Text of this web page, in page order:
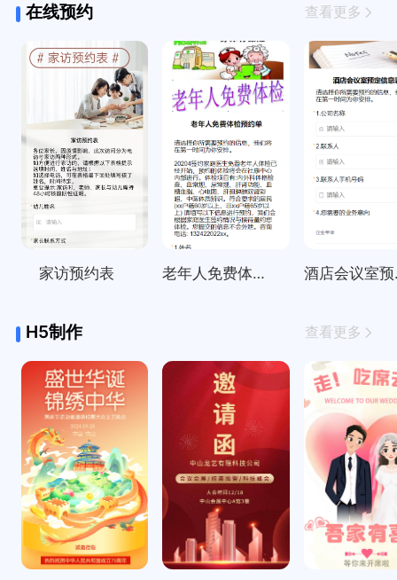
在线预约 查看更多
家访预约表 老年人免费体检预约单 酒
H5制作 查看更多